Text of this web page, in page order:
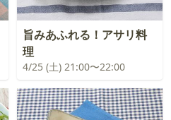
旨みあふれる！アサリ料
理
4/25 (土) 21:00〜22:00